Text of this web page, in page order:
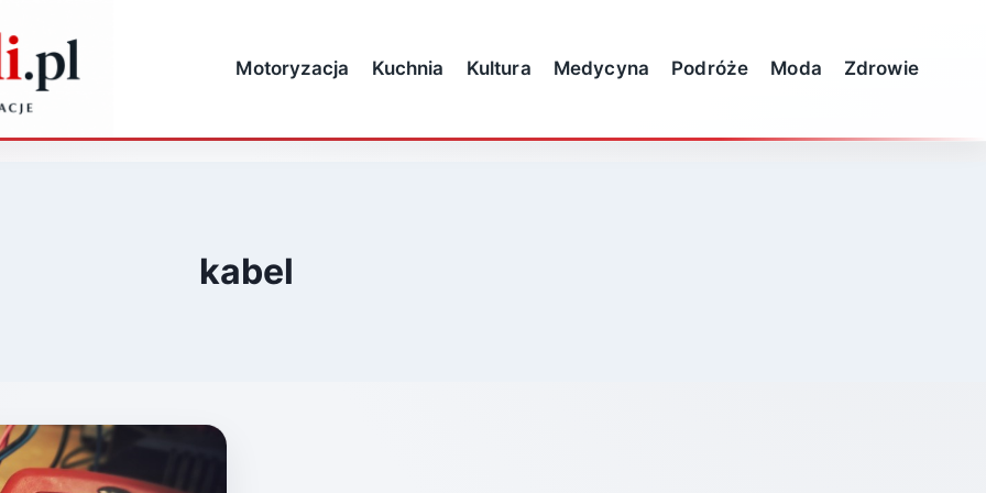
Motoryzacja Kuchnia Kultura Medycyna Podróże Moda Zdrowie
kabel